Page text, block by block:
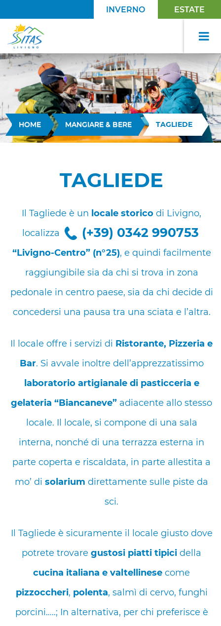
INVERNO ESTATE
HOME MANGIARE & BERE TAGLIEDE
(+39) 0342 990753
TAGLIEDE
Il Tagliede è un locale storico di Livigno,
localizzatoalla partenza della cabinovia
“Livigno-Centro” (n°25), e quindi facilmente
raggiungibile sia da chi si trova in zona
pedonale in centro paese, sia da chi decide di
concedersi una pausa tra una sciata e l’altra.
Il locale offre i servizi di Ristorante, Pizzeria e
Bar. Si avvale inoltre dell’apprezzatissimo
laboratorio artigianale di pasticceria e
gelateria “Biancaneve” adiacente allo stesso
locale. Il locale, si compone di una sala
interna, nonché di una terrazza esterna in
parte coperta e riscaldata, in parte allestita a
mo’ disolarium direttamente sulle piste da
sci.
Il Tagliede è sicuramente il locale giusto dove
potrete trovaregustosi piatti tipici della
cucina italiana e valtellinese come
pizzoccheri, polenta, salmì di cervo, funghi
porcini…..; In alternativa, per chi preferisce è